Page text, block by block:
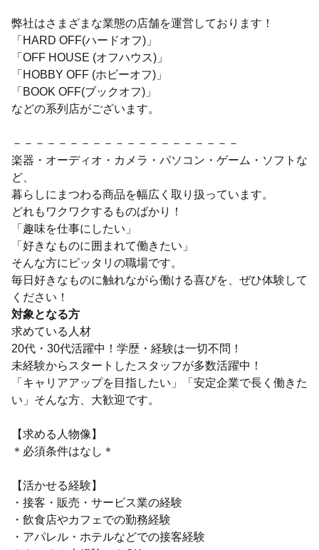
弊社はさまざまな業態の店舗を運営しております！
「HARD OFF(ハードオフ)」
「OFF HOUSE (オフハウス)」
「HOBBY OFF (ホビーオフ)」
「BOOK OFF(ブックオフ)」
などの系列店がございます。
－－－－－－－－－－－－－－－－－－－－
楽器・オーディオ・カメラ・パソコン・ゲーム・ソフトな
ど、
暮らしにまつわる商品を幅広く取り扱っています。
どれもワクワクするものばかり！
「趣味を仕事にしたい」
「好きなものに囲まれて働きたい」
そんな方にピッタリの職場です。
毎日好きなものに触れながら働ける喜びを、ぜひ体験して
ください！
対象となる方
求めている人材
20代・30代活躍中！学歴・経験は一切不問！
未経験からスタートしたスタッフが多数活躍中！
「キャリアアップを目指したい」「安定企業で長く働きた
い」そんな方、大歓迎です。
【求める人物像】
＊必須条件はなし＊
【活かせる経験】
・接客・販売・サービス業の経験
・飲食店やカフェでの勤務経験
・アパレル・ホテルなどでの接客経験